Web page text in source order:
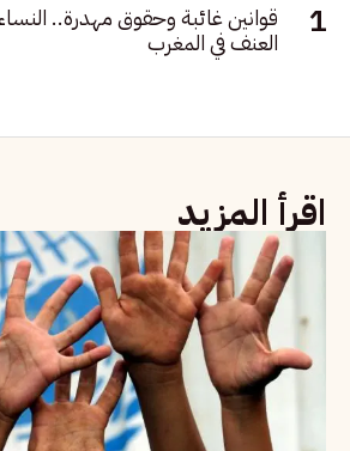
قوانين غائبة وحقوق مهدرة..
العنف في المغرب
اقرأ المزيد